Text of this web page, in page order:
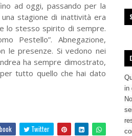
ad oggi, passando per la
stagione di inattività era
lo stesso spirito di sempre.
Pestello”. Abnegazione,
le presenze. Si vedono nei
ha sempre dimostrato,
tutto quello che hai dato
Twitter
in